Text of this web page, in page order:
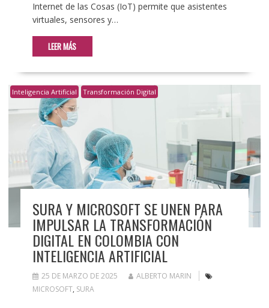
Internet de las Cosas (IoT) permite que asistentes
virtuales, sensores y…
LEER MÁS
Inteligencia Artificial Transformación Digital
SURA Y MICROSOFT SE UNEN PARA
IMPULSAR LA TRANSFORMACIÓN
DIGITAL EN COLOMBIA CON
INTELIGENCIA ARTIFICIAL
25 DE MARZO DE 2025
ALBERTO MARIN
MICROSOFT, SURA